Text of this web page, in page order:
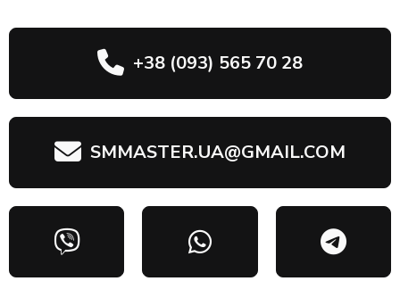
+38 (093) 565 70 28
SMMASTER.UA@GMAIL.COM